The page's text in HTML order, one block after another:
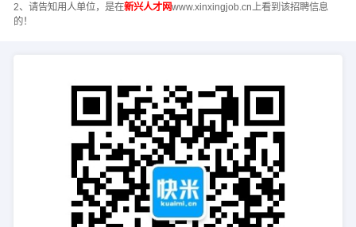
2、请告知用人单位，是在新兴人才网www.xinxingjob.cn上看到该招聘信息
的！